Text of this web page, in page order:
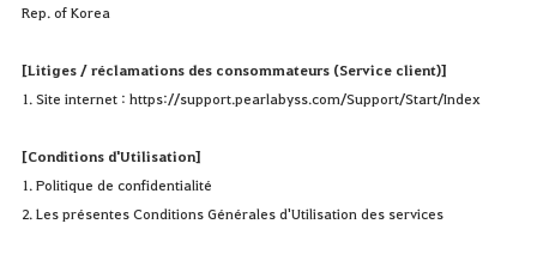
Rep. of Korea
[Litiges / réclamations des consommateurs (Service client)]
1. Site internet : https://support.pearlabyss.com/Support/Start/Index
[Conditions d'Utilisation]
1. Politique de confidentialité
2. Les présentes Conditions Générales d'Utilisation des services